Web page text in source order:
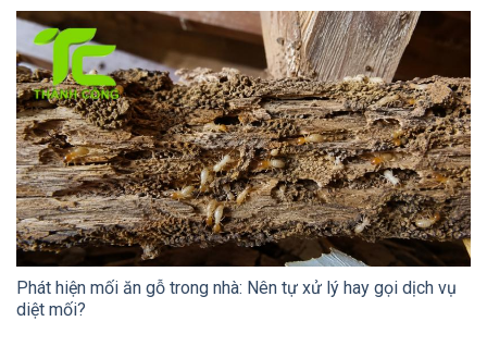
Phát hiện mối ăn gỗ trong nhà: Nên tự xử lý hay gọi dịch vụ
diệt mối?